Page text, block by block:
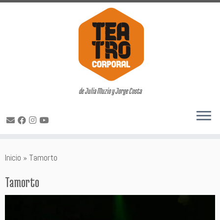
de Julia Muzio y Jorge Costa
Inicio » Tamorto
Tamorto